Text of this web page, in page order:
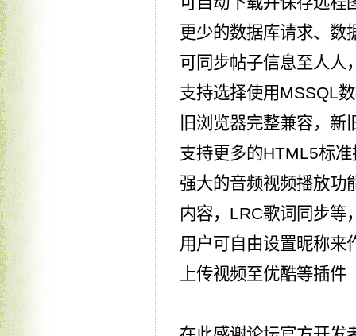
更少的数据库请求、数
可同步帖子信息至人人
支持选择使用MSSQL
旧浏览器完整兼容，新
支持更多的HTML5标
强大的音频视频播放功
内容，LRC歌词同步等
用户可自由设置昵称来
上传视频至优酷等插件